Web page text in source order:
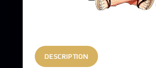
DESCRIPTION